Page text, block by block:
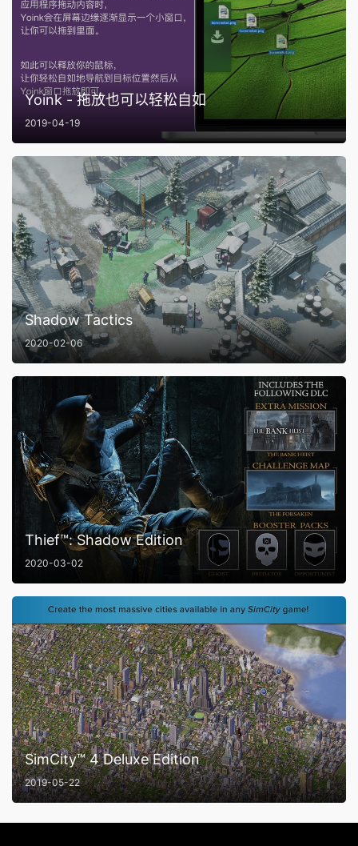
Yoink - 拖放也可以轻松自如
2019-04-19
Shadow Tactics
2020-02-06
Thief™: Shadow Edition
2020-03-02
SimCity™ 4 Deluxe Edition
2019-05-22